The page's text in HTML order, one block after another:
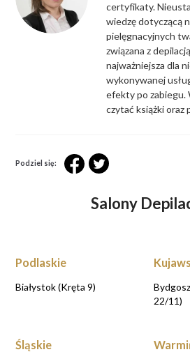
certyfikaty.
wiedzę dotyczącą
pielęgnacyjnych
związana z
najważniejsza dla
wykonywanej
efekty po zabiegu.
czytać książki oraz
Podziel się:
Salony
Podlaskie
Białystok (Kręta 9)
22/11)
Śląskie